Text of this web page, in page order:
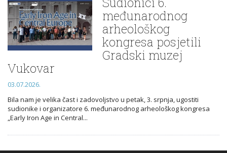
međunarodnog
arheološkog
kongresa posjetili
Gradski muzej
Vukovar
03.07.2026.
Bila nam je velika čast i zadovoljstvo u petak, 3. srpnja, ugostiti
sudionike i organizatore 6. međunarodnog arheološkog kongresa
„Early Iron Age in Central...